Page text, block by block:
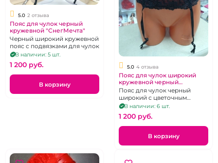
5.0 2 отзыва
Пояс для чулок черный
кружевной "СнегМечта"
Черный широкий кружевной
пояс с подвязками для чулок
В наличии: 5 шт.
1 200 pуб.
В корзину
5.0 4 отзыва
Пояс для чулок широкий
кружевной черный
"СнегМечта"
Пояс для чулок черный
широкий с цветочным
узором
В наличии: 6 шт.
1 200 pуб.
В корзину